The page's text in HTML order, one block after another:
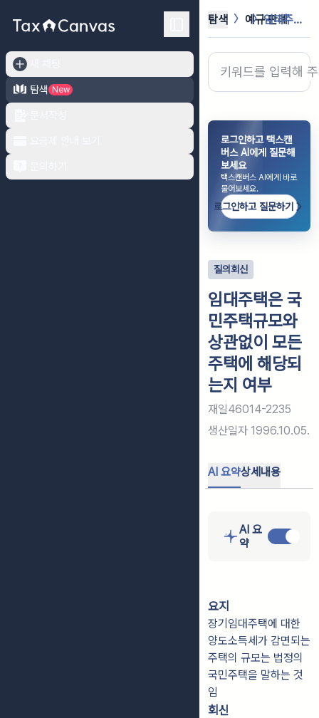
탐색
New
탐색 예규·판례 임대주택은 국민주택규모와 상관없이 모...
로그인하고 택스캔
버스 AI에게 질문해
보세요
택스캔버스 AI에게 바로
물어보세요.
로그인하고 질문하기
질의회신
임대주택은 국
민주택규모와
상관없이 모든
주택에 해당되
는지 여부
재일46014-2235
생산일자 1996.10.05.
AI 요약상세내용
AI 요
약
요지
장기임대주택에 대한
양도소득세가 감면되는
주택의 규모는 법정의
국민주택을 말하는 것
임
회신